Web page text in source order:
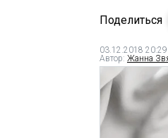
Поделиться
03.12.2018 20:29
Автор: Жанна